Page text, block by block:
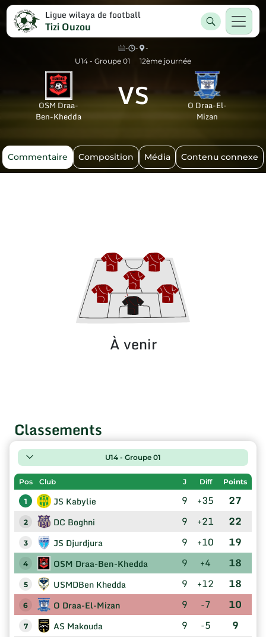
Ligue wilaya de football
Tizi Ouzou
- -
-
U14 - Groupe 01
12ème journée
OSM Draa-
Ben-Khedda
VS
O Draa-El-
Mizan
Commentaire Composition Média Contenu connexe
À venir
Classements
U14 - Groupe 01
Pos Club J Diff Points
1 JS Kabylie 9 +35 27
2 DC Boghni 9 +21 22
3 JS Djurdjura 9 +10 19
4 OSM Draa-Ben-Khedda 9 +4 18
5 USMDBen Khedda 9 +12 18
6 O Draa-El-Mizan 9 -7 10
7 AS Makouda 9 -5 9